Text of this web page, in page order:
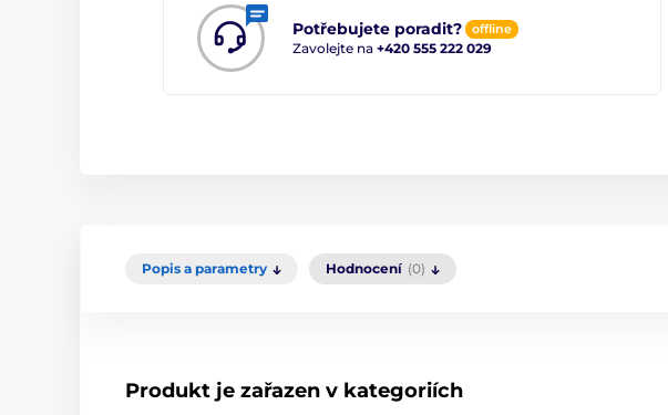
Potřebujete poradit? offline
Zavolejte na +420 555 222 029
Popis a parametry Hodnocení (0)
Produkt je zařazen v kategoriích